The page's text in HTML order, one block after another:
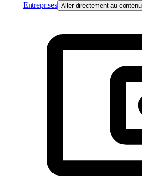
Entreprises Aller directement au contenu